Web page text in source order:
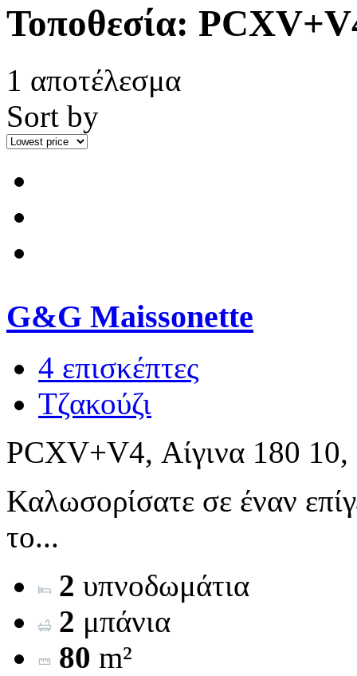
Τοποθεσία:
1 αποτέλεσμα
Sort by
G&G Maissonette
4 επισκέπτες
Τζακούζι
PCXV+V4, Αίγινα 180
Καλωσορίσατε σε έναν
το...
2 υπνοδωμάτια
2 μπάνια
80 m²